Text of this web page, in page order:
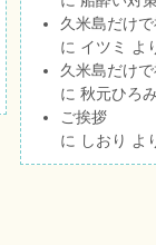
久米島だけ
に イツミ よ
久米島だけ
に 秋元ひろ
ご挨拶
に しおり よ